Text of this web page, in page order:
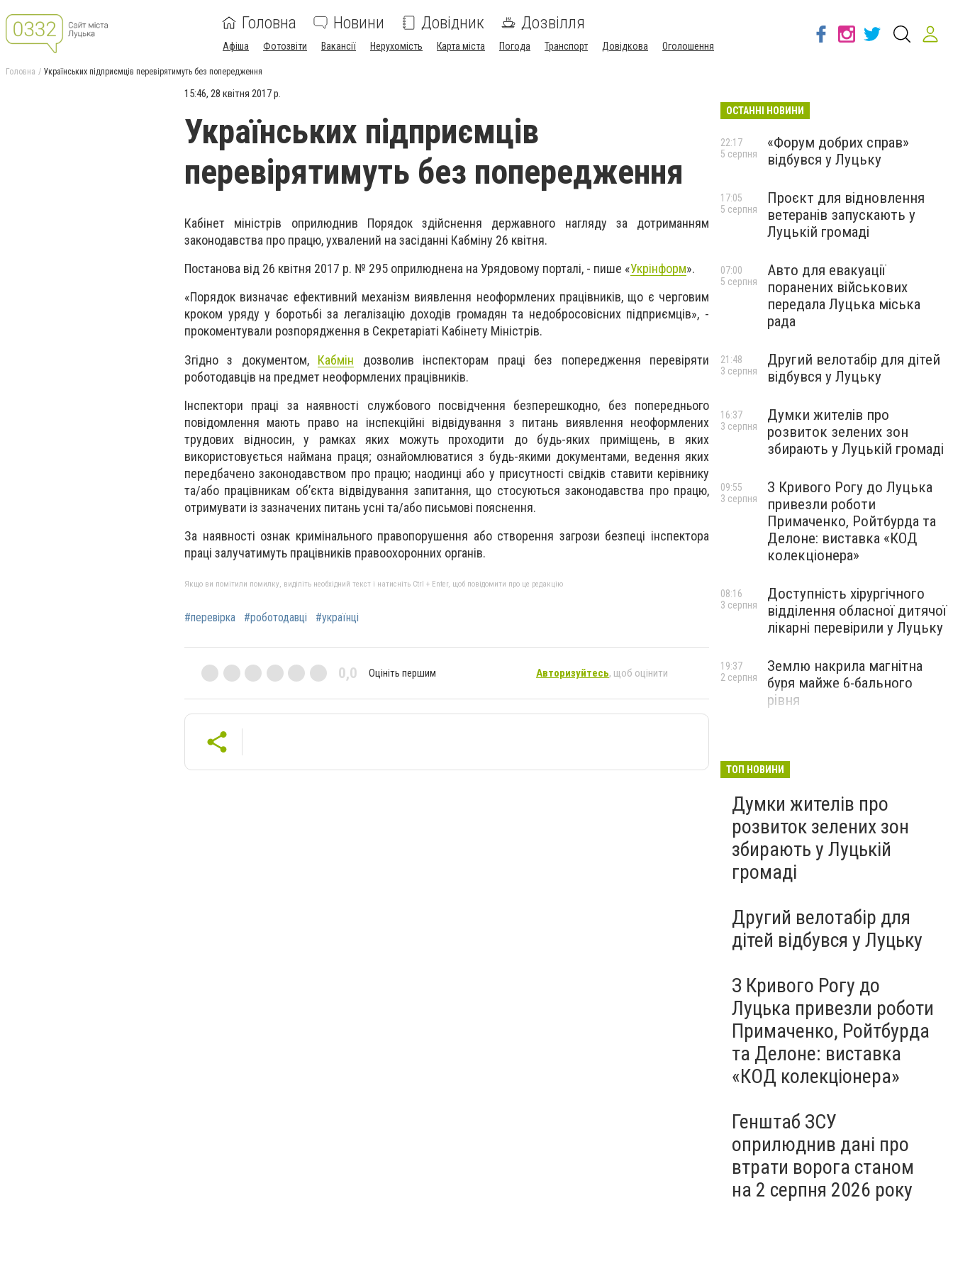
Головна Новини Довідник Дозвілля
Афіша Фотозвіти Вакансії Нерухомість Карта міста Погода Транспорт Довідкова Оголошення
Головна Українських підприємців перевірятимуть без попередження
15:46, 28 квітня 2017 р.
Українських підприємців
перевірятимуть без попередження
Кабінет міністрів оприлюднив Порядок здійснення державного нагляду за дотриманням
законодавства про працю, ухвалений на засіданні Кабміну 26 квітня.
Постанова від 26 квітня 2017 р. № 295 оприлюднена на Урядовому порталі, - пише «Укрінформ».
«Порядок визначає ефективний механізм виявлення неоформлених працівників, що є черговим
кроком уряду у боротьбі за легалізацію доходів громадян та недобросовісних підприємців», -
прокоментували розпорядження в Секретаріаті Кабінету Міністрів.
Згідно з документом, Кабмін дозволив інспекторам праці без попередження перевіряти
роботодавців на предмет неоформлених працівників.
Інспектори праці за наявності службового посвідчення безперешкодно, без попереднього
повідомлення мають право на інспекційні відвідування з питань виявлення неоформлених
трудових відносин, у рамках яких можуть проходити до будь-яких приміщень, в яких
використовується наймана праця; ознайомлюватися з будь-якими документами, ведення яких
передбачено законодавством про працю; наодинці або у присутності свідків ставити керівнику
та/або працівникам об’єкта відвідування запитання, що стосуються законодавства про працю,
отримувати із зазначених питань усні та/або письмові пояснення.
За наявності ознак кримінального правопорушення або створення загрози безпеці інспектора
праці залучатимуть працівників правоохоронних органів.
Якщо ви помітили помилку, виділіть необхідний текст і натисніть Ctrl + Enter, щоб повідомити про це редакцію
#перевірка #роботодавці #українці
0,0 Оцініть першим Авторизуйтесь, щоб оцінити
ОСТАННІ НОВИНИ
«Форум добрих справ»
відбувся у Луцьку
22:17
5 серпня
Проєкт для відновлення
ветеранів запускають у
Луцькій громаді
17:05
5 серпня
Авто для евакуації
поранених військових
передала Луцька міська
рада
07:00
5 серпня
Другий велотабір для дітей
відбувся у Луцьку
21:48
3 серпня
Думки жителів про
розвиток зелених зон
збирають у Луцькій громаді
16:37
3 серпня
З Кривого Рогу до Луцька
привезли роботи
Примаченко, Ройтбурда та
Делоне: виставка «КОД
колекціонера»
09:55
3 серпня
Доступність хірургічного
відділення обласної дитячої
лікарні перевірили у Луцьку
08:16
3 серпня
Землю накрила магнітна
буря майже 6-бального
рівня
19:37
2 серпня
ТОП НОВИНИ
Думки жителів про
розвиток зелених зон
збирають у Луцькій
громаді
Другий велотабір для
дітей відбувся у Луцьку
З Кривого Рогу до
Луцька привезли роботи
Примаченко, Ройтбурда
та Делоне: виставка
«КОД колекціонера»
Генштаб ЗСУ
оприлюднив дані про
втрати ворога станом
на 2 серпня 2026 року